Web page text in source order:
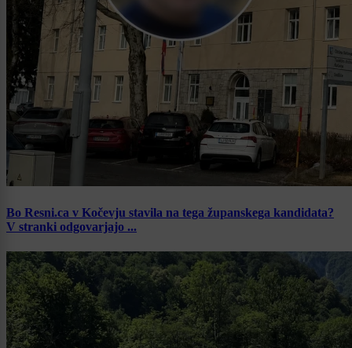
Bo Resni.ca v Kočevju stavila na tega županskega kandidata?
V stranki odgovarjajo ...